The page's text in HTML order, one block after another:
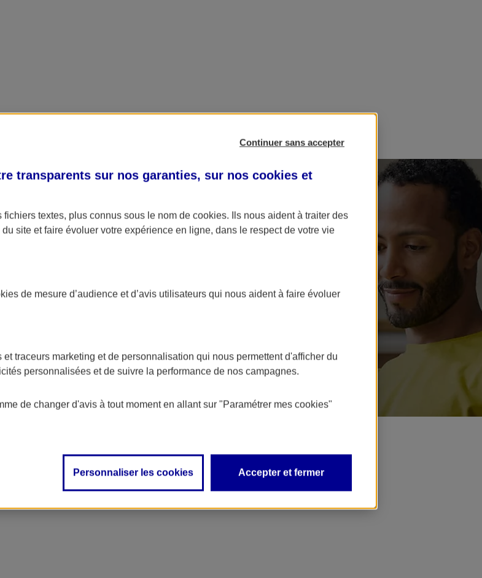
vie (maison, mariage…)
Continuer sans accepter
transparents sur nos garanties, sur nos cookies et
textes, plus connus sous le nom de cookies. Ils nous aident à traiter des
site et faire évoluer votre expérience en ligne, dans le respect de votre vie
de mesure d’audience et d’avis utilisateurs qui nous aident à faire évoluer
et traceurs marketing et de personnalisation qui nous permettent d'afficher du
personnalisées et de suivre la performance de nos campagnes.
de changer d'avis à tout moment en allant sur "Paramétrer mes cookies"
Personnaliser les cookies Accepter et fermer